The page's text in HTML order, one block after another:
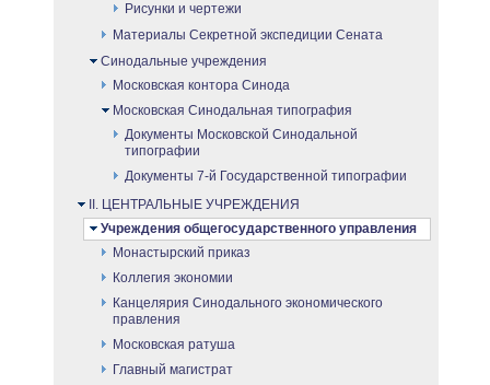
Рисунки и чертежи
Материалы Секретной экспедиции Сената
Синодальные учреждения
Московская контора Синода
Московская Синодальная типография
Документы Московской Синодальной
типографии
Документы 7-й Государственной типографии
II. ЦЕНТРАЛЬНЫЕ УЧРЕЖДЕНИЯ
Учреждения общегосударственного управления
Монастырский приказ
Коллегия экономии
Канцелярия Синодального экономического
правления
Московская ратуша
Главный магистрат